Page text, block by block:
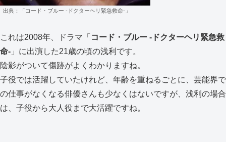
出典：「コード・ブルー -ドクターヘリ緊急救命-」
これは2008年、ドラマ「 コード・ブルー -ドクターヘリ緊急救
命- 」に出演した21歳の頃の浅利です。
陰影がついて傷跡がよくわかりますね。
子役では活躍していたけれど、年齢を重ねるごとに、芸能界で
の仕事がなくなる俳優さんも少なくはないですが、浅利の場合
は、子役から大人役まで大活躍ですね。